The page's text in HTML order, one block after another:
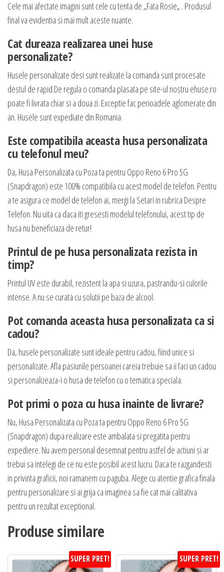
Cele mai afectate imagini sunt cele cu tenta de „Fata Rosie„ . Produsul
final va evidentia si mai mult aceste nuante.
Cat dureaza realizarea unei huse
personalizate?
Husele personalizate desi sunt realizate la comanda sunt procesate
destul de rapid.De regula o comanda plasata pe site-ul nostru ehuse.ro
poate fi livrata chiar si a doua zi. Exceptie fac perioadele aglomerate din
an. Husele sunt expediate din Romania.
Este compatibila aceasta husa personalizata
cu telefonul meu?
Da, Husa Personalizata cu Poza ta pentru Oppo Reno 6 Pro 5G
(Snapdragon) este 100% compatibila cu acest model de telefon. Pentru
a te asigura ce model de telefon ai, mergi la Setari in rubrica Despre
Telefon. Nu uita ca daca iti gresesti modelul telefonului, acest tip de
husa nu beneficiaza de retur!
Printul de pe husa personalizata rezista in
timp?
Printul UV este durabil, rezistent la apa si uzura, pastrandu-si culorile
intense. A nu se curata cu solutii pe baza de alcool.
Pot comanda aceasta husa personalizata ca si
cadou?
Da, husele personalizate sunt ideale pentru cadou, fiind unice si
personalizate. Afla pasiunile persoanei careia trebuie sa ii faci un cadou
si personalizeaza-i o husa de telefon cu o tematica speciala.
Pot primi o poza cu husa inainte de livrare?
Nu, Husa Personalizata cu Poza ta pentru Oppo Reno 6 Pro 5G
(Snapdragon) dupa realizare este ambalata si pregatita pentru
expediere. Nu avem personal desemnat pentru astfel de actiuni si ar
trebui sa intelegi de ce nu este posibil acest lucru. Daca te razgandesti
in privinta graficii, noi ramanem cu paguba. Alege cu atentie grafica finala
pentru personalizare si ai grija ca imaginea sa fie cat mai calitativa
pentru un rezultat exceptional.
Produse similare
SUPER PRET! SUPER PRET!